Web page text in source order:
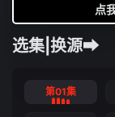
点
选集|换源➡
第01集